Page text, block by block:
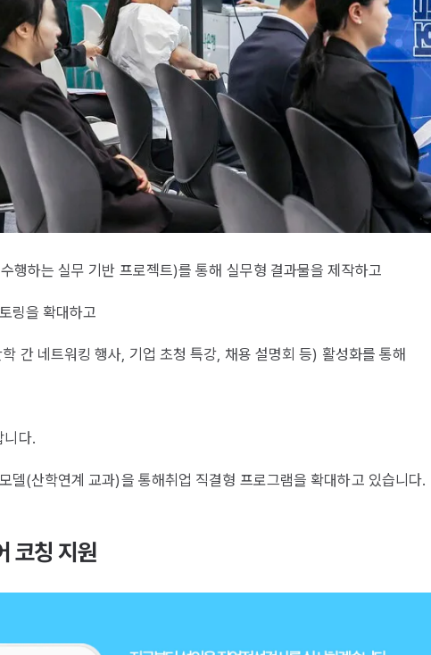
행하는 실무 기반 프로젝트)를 통해 실무형 결과물을 제작하고
링을 확대하고
간 네트워킹 행사, 기업 초청 특강, 채용 설명회 등) 활성화를 통해
니다.
델(산학연계 교과)을 통해취업 직결형 프로그램을 확대하고 있습니다.
코칭 지원